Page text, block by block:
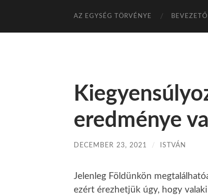
AZ EGYSÉG TÖRVÉNYE BEVEZETŐ
eredménye
DECEMBER 23, 2021 / ISTVÁN
Jelenleg Földünkön
ezért érezhetjük úgy, hogy